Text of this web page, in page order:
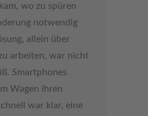
wo zu spüren
notwendig
allein über
arbeiten, war nicht
Smartphones
Wagen ihren
war klar, eine